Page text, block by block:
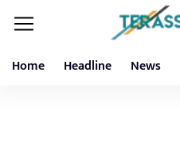
Home Headline News